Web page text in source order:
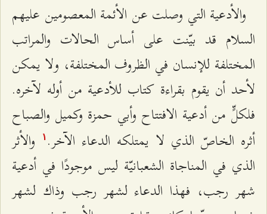
والأدعية التي وصلت عن الأئمة المعصومين عليهم
السلام قد بيّنت على أساس الحالات والمراتب
المختلفة للإنسان في الظروف المختلفة، ولا يمكن
لأحد أن يقوم بقراءة كتاب للأدعية من أوله لآخره.
فلكلٍّ من أدعية الافتتاح وأبي حمزة وكميل والصباح
أثره الخاصّ الذي لا يمتلكه الدعاء الآخر. ۱
والأثر
الذي في المناجاة الشعبانيّة ليس موجودًا في أدعية
شهر رجب، فهذا الدعاء لشهر رجب وذاك لشهر